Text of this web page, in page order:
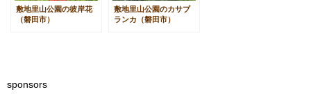
敷地里山公園の彼岸花
（磐田市）
敷地里山公園のカサブ
ランカ（磐田市）
sponsors